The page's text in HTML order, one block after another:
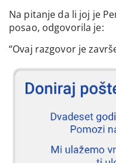
Na pitanje da li joj je
posao, odgovorila je:
“Ovaj razgovor je